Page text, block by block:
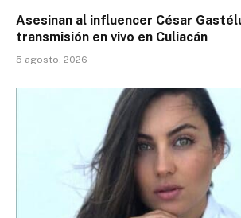
Asesinan al influencer César
transmisión en vivo en Culiacán
5 agosto, 2026